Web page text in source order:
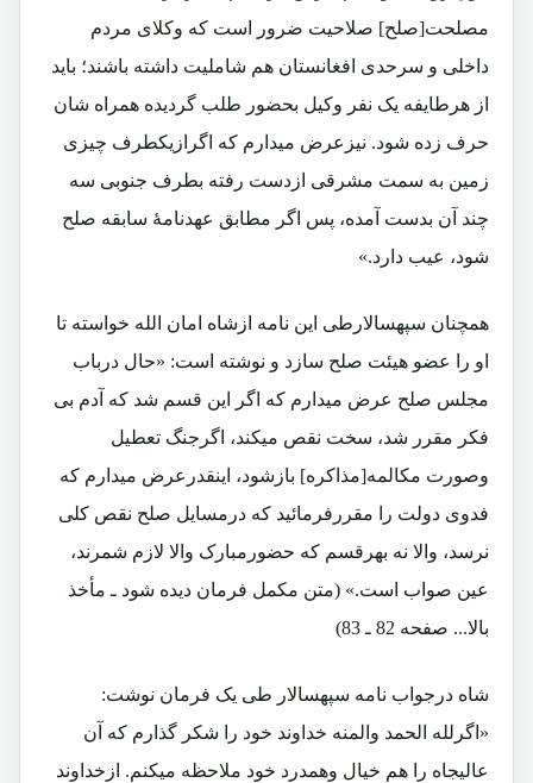
مصلحت[صلح] صلاحیت ضرور است که وکلای مردم
داخلی و سرحدی افغانستان هم شاملیت داشته باشند؛ باید
از هرطایفه یک نفر وکیل بحضور طلب گردیده همراه شان
حرف زده شود. نیزعرض میدارم که اگرازیکطرف چیزی
زمین به سمت مشرقی ازدست رفته بطرف جنوبی سه
چند آن بدست آمده، پس اگر مطابق عهدنامۀ سابقه صلح
شود، عیب دارد.»
همچنان سپهسالارطی این نامه ازشاه امان الله خواسته تا
او را عضو هیئت صلح سازد و نوشته است: «حال درباب
مجلس صلح عرض میدارم که اگر این قسم شد که آدم بی
فکر مقرر شد، سخت نقص میکند، اگرجنگ تعطیل
وصورت مکالمه[مذاکره] بازشود، اینقدرعرض میدارم که
فدوی دولت را مقررفرمائید که درمسایل صلح نقص کلی
نرسد، والا نه بهرقسم که حضورمبارک والا لازم شمرند،
عین صواب است.» (متن مکمل فرمان دیده شود ـ مأخذ
بالا... صفحه 82 ـ 83)
شاه درجواب نامه سپهسالار طی یک فرمان نوشت:
«اگرلله الحمد والمنه خداوند خود را شکر گذارم که آن
عالیجاه را هم خیال وهمدرد خود ملاحظه میکنم. ازخداوند